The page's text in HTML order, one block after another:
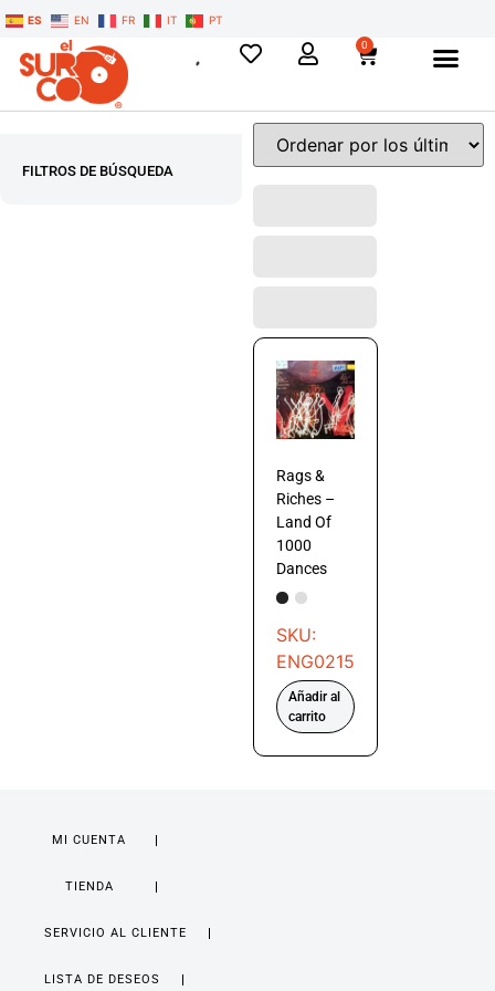
ES EN FR IT PT
0
FILTROS DE BÚSQUEDA
Rags &
Riches –
Land Of
1000
Dances
SKU:
ENG0215
Añadir al
carrito
MI CUENTA
TIENDA
SERVICIO AL CLIENTE
LISTA DE DESEOS